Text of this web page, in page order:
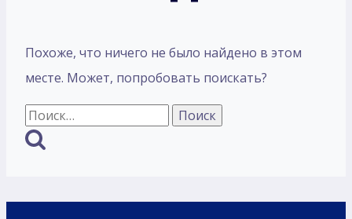
Похоже, что ничего не было найдено в этом
месте. Может, попробовать поискать?
Найти: